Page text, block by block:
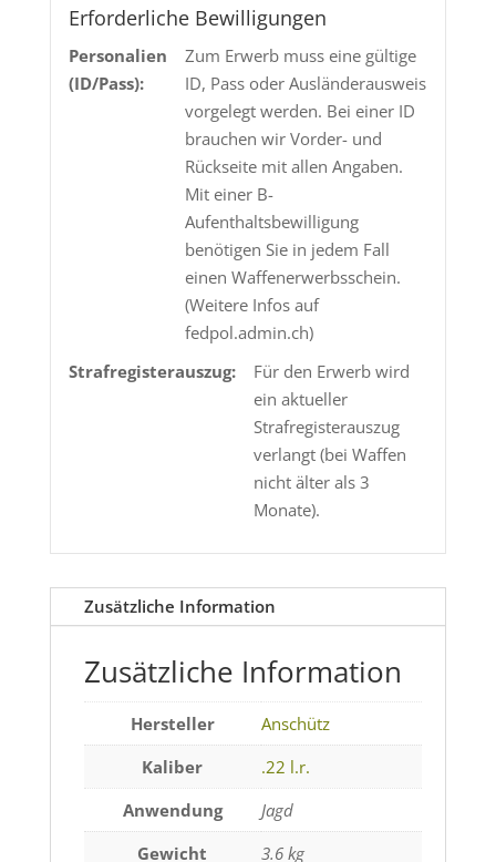
Menge
Erforderliche Bewilligungen
Personalien
(ID/Pass):
Zum Erwerb muss eine gültige
ID, Pass oder Ausländerausweis
vorgelegt werden. Bei einer ID
brauchen wir Vorder- und
Rückseite mit allen Angaben.
Mit einer B-
Aufenthaltsbewilligung
benötigen Sie in jedem Fall
einen Waffenerwerbsschein.
(Weitere Infos auf
fedpol.admin.ch)
Strafregisterauszug:
Für den Erwerb wird
ein aktueller
Strafregisterauszug
verlangt (bei Waffen
nicht älter als 3
Monate).
Zusätzliche Information
Zusätzliche Information
Hersteller
Anschütz
Kaliber
.22 l.r.
Anwendung
Jagd
Gewicht
3.6 kg